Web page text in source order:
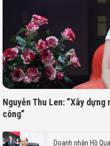
Nguyễn Thu Len: ”Xây
công”
Doanh nhân Hồ